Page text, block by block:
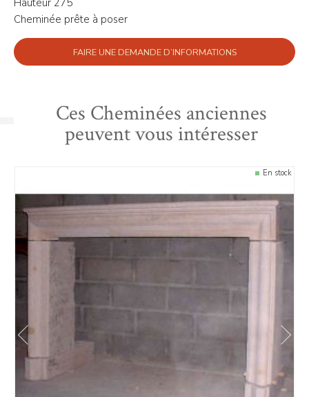
Hauteur 275
Cheminée prête à poser
FAIRE UNE DEMANDE D’INFORMATIONS
Ces Cheminées anciennes
peuvent vous intéresser
En stock
prev next